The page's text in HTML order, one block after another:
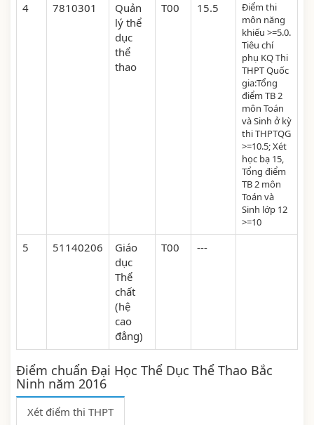
4 7810301
Quản
lý thể
dục
thể
thao
T00 15.5
Điểm thi
môn năng
khiếu >=5.0.
Tiêu chí
phụ KQ Thi
THPT Quốc
gia:Tổng
điểm TB 2
môn Toán
và Sinh ở kỳ
thi THPTQG
>=10.5; Xét
học bạ 15,
Tổng điểm
TB 2 môn
Toán và
Sinh lớp 12
>=10
5 51140206
Giáo
dục
Thể
chất
(hệ
cao
đẳng)
T00 ---
Điểm chuẩn Đại Học Thể Dục Thể Thao Bắc
Ninh năm 2016
Xét điểm thi THPT